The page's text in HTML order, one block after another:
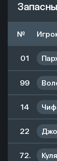
№
01
99
14
22
72.